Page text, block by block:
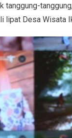
tanggung-
lipat Desa Wisata